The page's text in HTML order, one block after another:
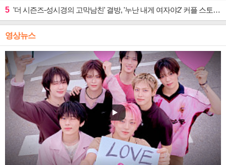
5 '더 시즌즈-성시경의 고막남친' 결방, '누난 내게 여자야2' 커플 스토리 편성
영상뉴스